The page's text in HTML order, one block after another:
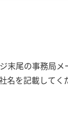
末尾の事務局
名を記載してく